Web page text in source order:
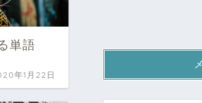
単語
年1月22日